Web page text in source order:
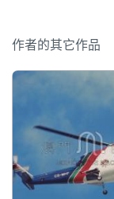
作者的其它作品